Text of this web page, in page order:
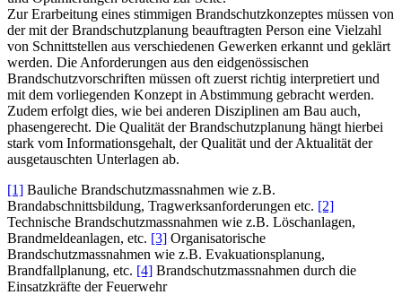
Zur Erarbeitung eines stimmigen Brandschutzkonzeptes müssen von
der mit der Brandschutzplanung beauftragten Person eine Vielzahl
von Schnittstellen aus verschiedenen Gewerken erkannt und geklärt
werden. Die Anforderungen aus den eidgenössischen
Brandschutzvorschriften müssen oft zuerst richtig interpretiert und
mit dem vorliegenden Konzept in Abstimmung gebracht werden.
Zudem erfolgt dies, wie bei anderen Disziplinen am Bau auch,
phasengerecht. Die Qualität der Brandschutzplanung hängt hierbei
stark vom Informationsgehalt, der Qualität und der Aktualität der
ausgetauschten Unterlagen ab.
[1] Bauliche Brandschutzmassnahmen wie z.B.
Brandabschnittsbildung, Tragwerksanforderungen etc. [2]
Technische Brandschutzmassnahmen wie z.B. Löschanlagen,
Brandmeldeanlagen, etc. [3] Organisatorische
Brandschutzmassnahmen wie z.B. Evakuationsplanung,
Brandfallplanung, etc. [4] Brandschutzmassnahmen durch die
Einsatzkräfte der Feuerwehr